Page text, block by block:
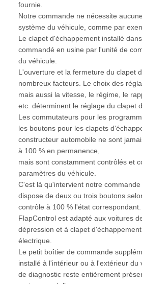
fournie.
Notre commande ne nécessite
système du véhicule, comme par
Le clapet d'échappement installé
commandé en usine par l'unité de
du véhicule.
L'ouverture et la fermeture du clapet
nombreux facteurs. Le choix des
mais aussi la vitesse, le régime, le
etc. déterminent le réglage du clapet
Les commutateurs pour les
les boutons pour les clapets
constructeur automobile ne sont
à 100 % en permanence,
mais sont constamment contrôlés et
paramètres du véhicule.
C'est là qu'intervient notre
dispose de deux ou trois boutons
contrôle à 100 % l'état correspondant.
FlapControl est adapté aux voitures
dépression et à clapet
électrique.
Le petit boîtier de commande
installé à l'intérieur ou à l'extérieur du
de diagnostic reste entièrement